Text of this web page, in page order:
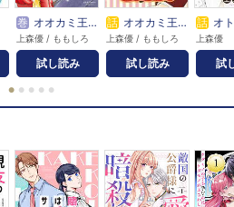
巻 オオカミ王子の言うとおり
上森優 / ももしろ
試し読み
話 オオカミ王子の言うとおり
上森優 / ももしろ
試し読み
話 オトコ
上森優
試
● ● ● ● ●